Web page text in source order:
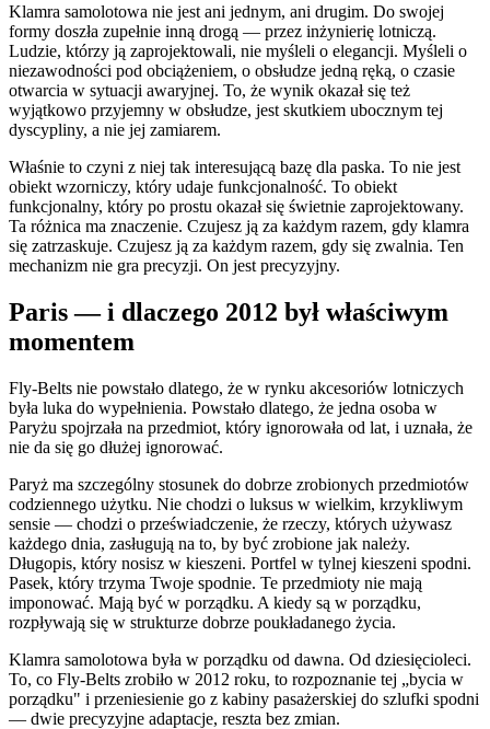
Klamra samolotowa nie jest ani jednym, ani drugim. Do swojej
formy doszła zupełnie inną drogą — przez inżynierię lotniczą.
Ludzie, którzy ją zaprojektowali, nie myśleli o elegancji. Myśleli o
niezawodności pod obciążeniem, o obsłudze jedną ręką, o czasie
otwarcia w sytuacji awaryjnej. To, że wynik okazał się też
wyjątkowo przyjemny w obsłudze, jest skutkiem ubocznym tej
dyscypliny, a nie jej zamiarem.
Właśnie to czyni z niej tak interesującą bazę dla paska. To nie jest
obiekt wzorniczy, który udaje funkcjonalność. To obiekt
funkcjonalny, który po prostu okazał się świetnie zaprojektowany.
Ta różnica ma znaczenie. Czujesz ją za każdym razem, gdy klamra
się zatrzaskuje. Czujesz ją za każdym razem, gdy się zwalnia. Ten
mechanizm nie gra precyzji. On jest precyzyjny.
Paris — i dlaczego 2012 był właściwym
momentem
Fly-Belts nie powstało dlatego, że w rynku akcesoriów lotniczych
była luka do wypełnienia. Powstało dlatego, że jedna osoba w
Paryżu spojrzała na przedmiot, który ignorowała od lat, i uznała, że
nie da się go dłużej ignorować.
Paryż ma szczególny stosunek do dobrze zrobionych przedmiotów
codziennego użytku. Nie chodzi o luksus w wielkim, krzykliwym
sensie — chodzi o przeświadczenie, że rzeczy, których używasz
każdego dnia, zasługują na to, by być zrobione jak należy.
Długopis, który nosisz w kieszeni. Portfel w tylnej kieszeni spodni.
Pasek, który trzyma Twoje spodnie. Te przedmioty nie mają
imponować. Mają być w porządku. A kiedy są w porządku,
rozpływają się w strukturze dobrze poukładanego życia.
Klamra samolotowa była w porządku od dawna. Od dziesięcioleci.
To, co Fly-Belts zrobiło w 2012 roku, to rozpoznanie tej „bycia w
porządku" i przeniesienie go z kabiny pasażerskiej do szlufki spodni
— dwie precyzyjne adaptacje, reszta bez zmian.